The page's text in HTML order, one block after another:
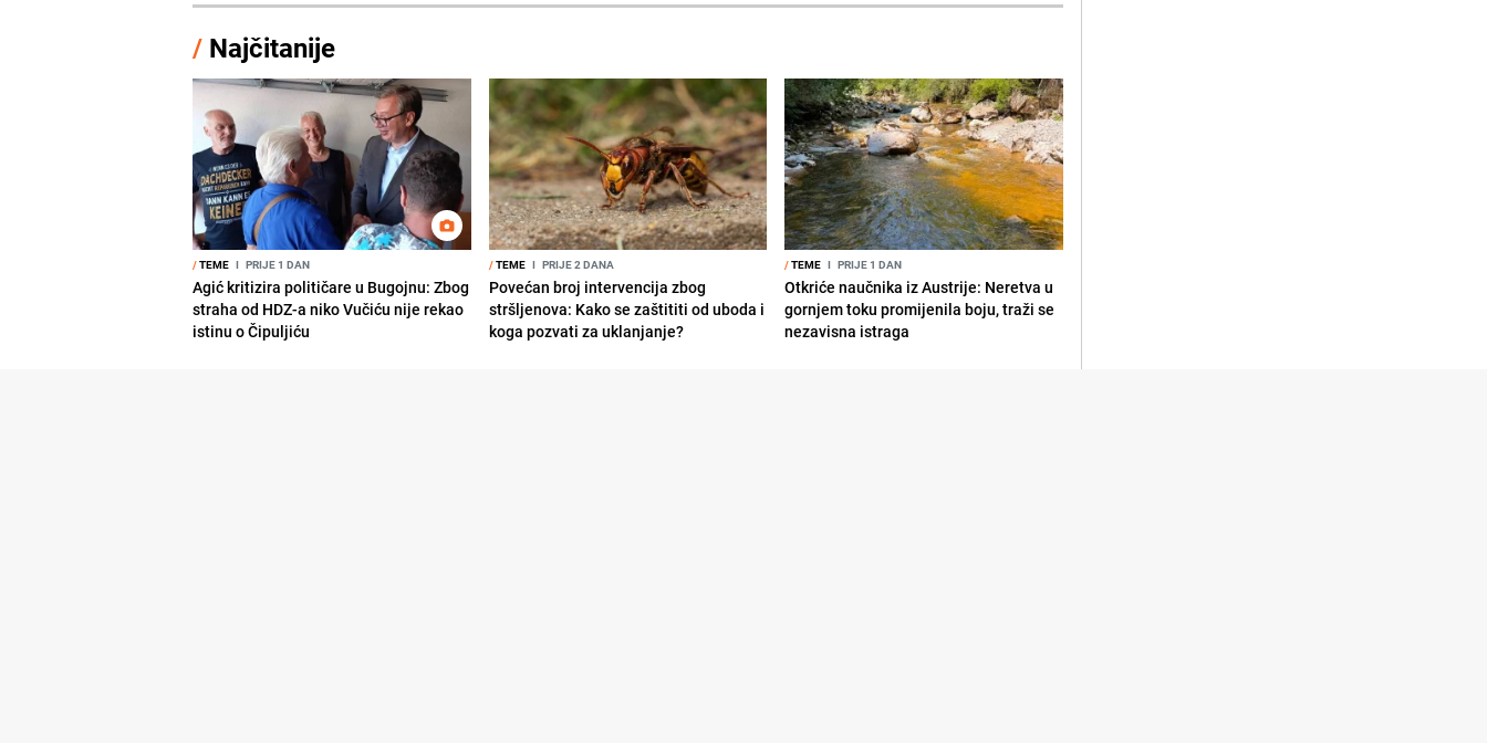
/ Najčitanije
/TEME I PRIJE 1 DAN
Agić kritizira političare u Bugojnu: Zbog
straha od HDZ-a niko Vučiću nije rekao
istinu o Čipuljiću
/TEME I PRIJE 2 DANA
Povećan broj intervencija zbog
stršljenova: Kako se zaštititi od uboda i
koga pozvati za uklanjanje?
/TEME I PRIJE 1 DAN
Otkriće naučnika iz Austrije: Neretva u
gornjem toku promijenila boju, traži se
nezavisna istraga